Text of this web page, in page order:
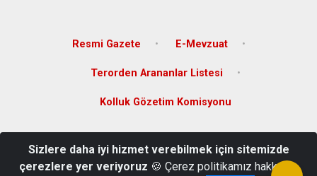
Resmi Gazete E-Mevzuat
Terorden Arananlar Listesi
Kolluk Gözetim Komisyonu
1 Dikmen/SİNOP
Sizlere daha iyi hizmet verebilmek için sitemizde
çerezlere yer veriyoruz 🍪 Çerez politikamız hakkında